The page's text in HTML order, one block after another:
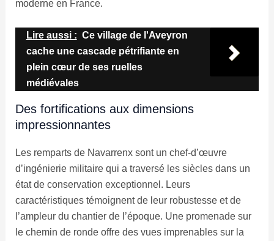
moderne en France.
Lire aussi : Ce village de l'Aveyron
cache une cascade pétrifiante en
plein cœur de ses ruelles
médiévales
Des fortifications aux dimensions
impressionnantes
Les remparts de Navarrenx sont un chef-d’œuvre
d’ingénierie militaire qui a traversé les siècles dans un
état de conservation exceptionnel. Leurs
caractéristiques témoignent de leur robustesse et de
l’ampleur du chantier de l’époque. Une promenade sur
le chemin de ronde offre des vues imprenables sur la